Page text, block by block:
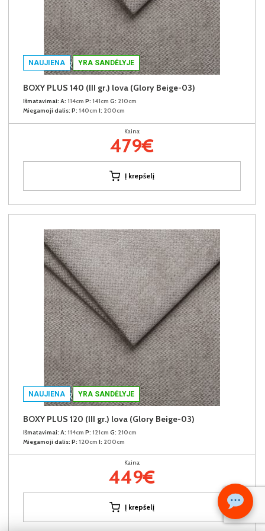
NAUJIENA YRA SANDĖLYJE
BOXY PLUS 140 (III gr.) lova (Glory Beige-03)
Išmatavimai: A: 114cm P: 141cm G: 210cm
Miegamoji dalis: P: 140cm I: 200cm
Kaina:
479€
Į krepšelį
NAUJIENA YRA SANDĖLYJE
BOXY PLUS 120 (III gr.) lova (Glory Beige-03)
Išmatavimai: A: 114cm P: 121cm G: 210cm
Miegamoji dalis: P: 120cm I: 200cm
Kaina:
449€
Į krepšelį